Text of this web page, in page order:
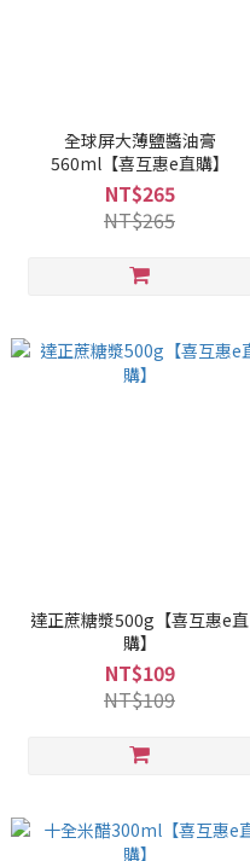
全球屏大薄鹽醬油膏
560ml【喜互惠e直購】
NT$265
NT$265
達正蔗糖漿500g【喜互惠e直
購】
NT$109
NT$109